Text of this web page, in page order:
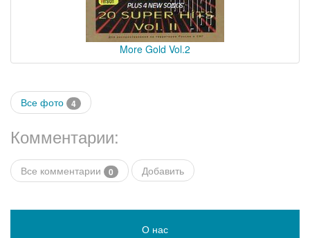
More Gold Vol.2
Все фото 4
Комментарии:
Все комментарии 0 Добавить
О нас